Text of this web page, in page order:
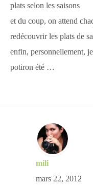
plats selon les saisons
et du coup, on attend
redécouvrir les plats de
enfin, personnellement,
potiron été …
mili
mars 22, 2012